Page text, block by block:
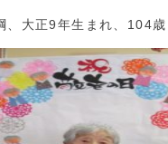
、大正9年生まれ、104歳